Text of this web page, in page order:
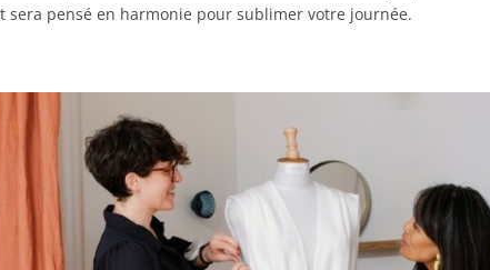
pensé en harmonie pour sublimer votre journée.